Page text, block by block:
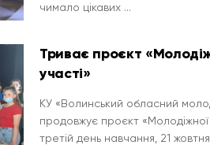
чимало цікавих ...
Триває проєкт
участі»
КУ «Волинський обласний
продовжує проєкт
третій день навчання, 21